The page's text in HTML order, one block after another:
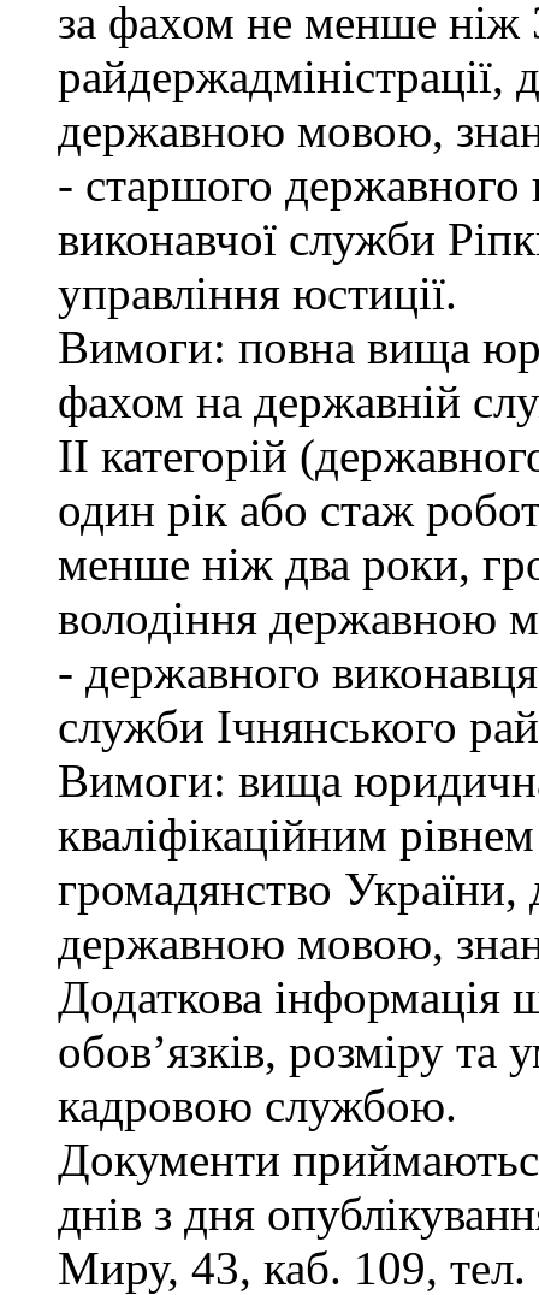
за фахом не менше ніж
райдержадміністрації,
державною мовою,
- старшого державного
виконавчої служби
управління юстиції.
Вимоги: повна вища
фахом на державній
ІІ категорій
один рік або стаж
менше ніж два роки,
володіння державною
- державного
служби Ічнянського
Вимоги: вища юридична
кваліфікаційним
громадянство України,
державною мовою,
Додаткова інформація
обов’язків, розміру та
кадровою службою.
Документи
днів з дня
Миру, 43, каб. 109,